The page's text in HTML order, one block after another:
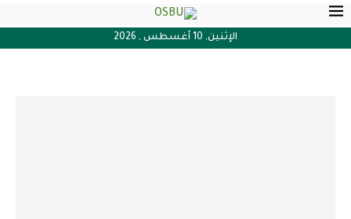
الإثنين, 10 أغسطس , 2026